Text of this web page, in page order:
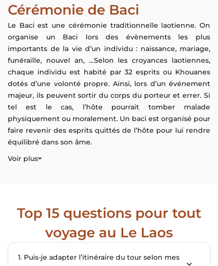
Cérémonie de Baci
Le Baci est une cérémonie traditionnelle laotienne. On
organise un Baci lors des évènements les plus
importants de la vie d’un individu : naissance, mariage,
funéraille, nouvel an, …Selon les croyances laotiennes,
chaque individu est habité par 32 esprits ou Khouanes
dotés d’une volonté propre. Ainsi, lors d’un événement
majeur, ils peuvent sortir du corps du porteur et errer. Si
tel est le cas, l’hôte pourrait tomber malade
physiquement ou moralement. Un baci est organisé pour
faire revenir des esprits quittés de l’hôte pour lui rendre
équilibré dans son âme.
Voir plus
Top 15 questions pour tout
voyage au Le Laos
1. Puis‑je adapter l’itinéraire du tour selon mes